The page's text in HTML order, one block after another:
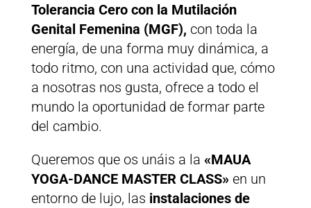
Tolerancia Cero con la Mutilación
Genital Femenina (MGF), con toda la
energía, de una forma muy dinámica, a
todo ritmo, con una actividad que, cómo
a nosotras nos gusta, ofrece a todo el
mundo la oportunidad de formar parte
del cambio.
Queremos que os unáis a la «MAUA
YOGA-DANCE MASTER CLASS» en un
entorno de lujo, las instalaciones de